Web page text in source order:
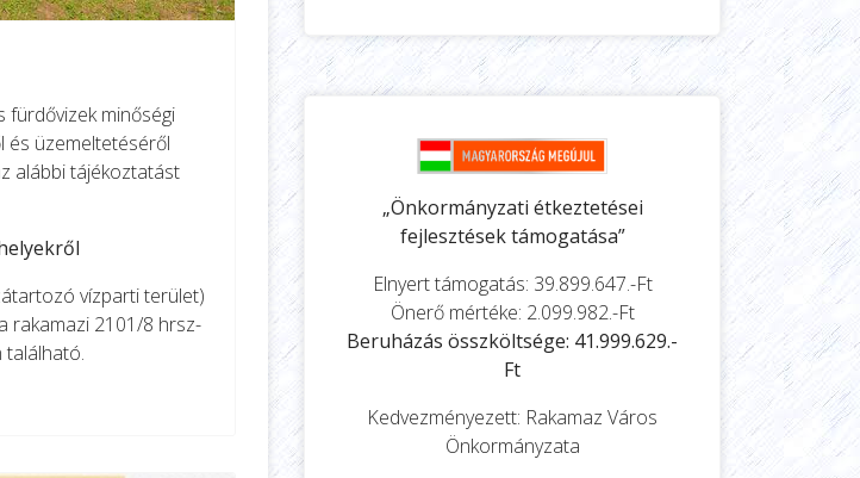
fürdővizek minőségi
és üzemeltetéséről
alábbi tájékoztatást
vízparti terület)
rakamazi 2101/8 hrsz-
található.
„Önkormányzati étkeztetései
fejlesztések támogatása”
Elnyert támogatás: 39.899.647.-Ft
Önerő mértéke: 2.099.982.-Ft
Beruházás összköltsége: 41.999.629.-
Ft
Kedvezményezett: Rakamaz Város
Önkormányzata